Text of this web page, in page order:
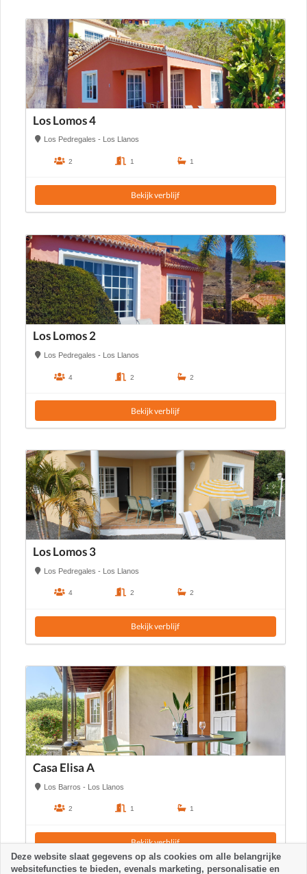
Los Lomos 4
Los Pedregales - Los Llanos
2 1 1
Bekijk verblijf
Los Lomos 2
Los Pedregales - Los Llanos
4 2 2
Bekijk verblijf
Los Lomos 3
Los Pedregales - Los Llanos
4 2 2
Bekijk verblijf
Casa Elisa A
Los Barros - Los Llanos
2 1 1
Bekijk verblijf
Deze website slaat gegevens op als cookies om alle belangrijke
websitefuncties te bieden, evenals marketing, personalisatie en